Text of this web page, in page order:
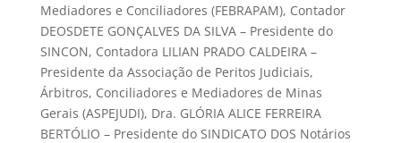
Mediadores e Conciliadores (FEBRAPAM), Contador
DEOSDETE GONÇALVES DA SILVA – Presidente do
SINCON, Contadora LILIAN PRADO CALDEIRA –
Presidente da Associação de Peritos Judiciais,
Árbitros, Conciliadores e Mediadores de Minas
Gerais (ASPEJUDI), Dra. GLÓRIA ALICE FERREIRA
BERTÓLIO – Presidente do SINDICATO DOS Notários